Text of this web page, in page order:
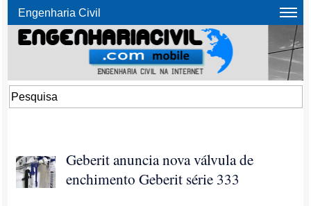
Engenharia Civil
Geberit anuncia nova válvula de
enchimento Geberit série 333